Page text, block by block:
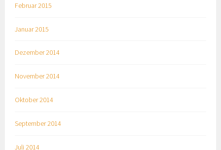
Februar 2015
Januar 2015
Dezember 2014
November 2014
Oktober 2014
September 2014
Juli 2014